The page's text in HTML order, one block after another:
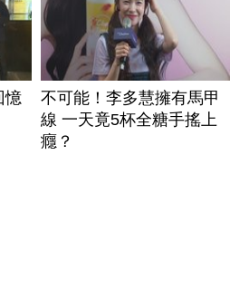
憶
不可能！李多慧擁有馬甲
線 一天竟5杯全糖手搖上
癮？